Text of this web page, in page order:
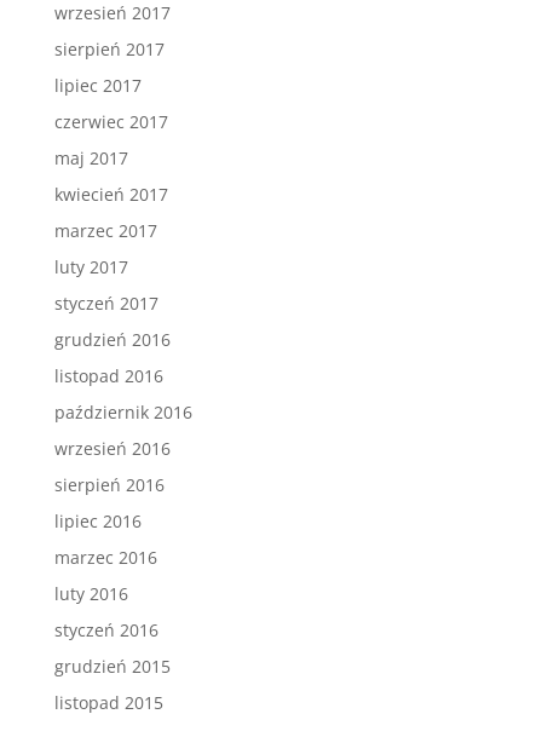
wrzesień 2017
sierpień 2017
lipiec 2017
czerwiec 2017
maj 2017
kwiecień 2017
marzec 2017
luty 2017
styczeń 2017
grudzień 2016
listopad 2016
październik 2016
wrzesień 2016
sierpień 2016
lipiec 2016
marzec 2016
luty 2016
styczeń 2016
grudzień 2015
listopad 2015